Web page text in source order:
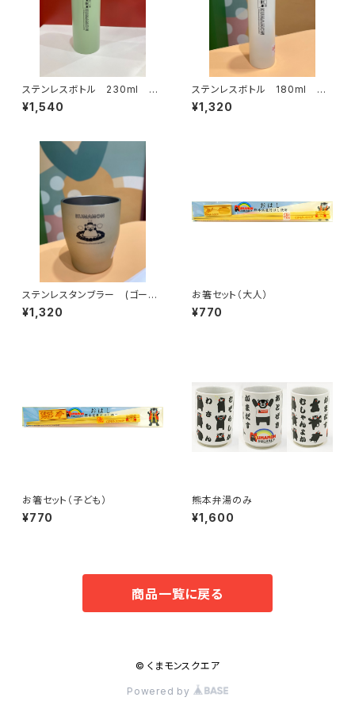
ステンレスボトル 230ml
(緑：スクエア)
¥1,540
ステンレスボトル 180ml
(白：スクエア)
¥1,320
ステンレスタンブラー (ゴール
ド・温泉)
¥1,320
お箸セット（大人）
¥770
お箸セット（子ども）
¥770
熊本弁湯のみ
¥1,600
商品一覧に戻る
© くまモンスクエア
Powered by